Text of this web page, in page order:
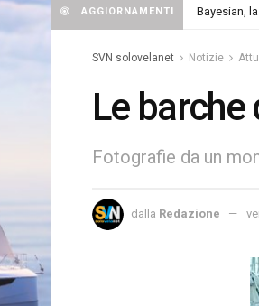
AGGIORNAMENTI Bayesian,
SVN solovelanet Notizie
Le
Fotografie da un
dalla Redazione